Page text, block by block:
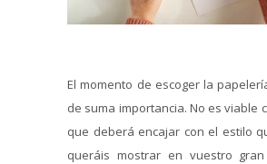
El momento de escoger la
de suma importancia. No es viable
que deberá encajar con el estilo
queráis mostrar en vuestro